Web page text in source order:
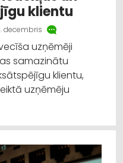
klientu
decembris
uzņēmēji
samazinātu
klientu,
uzņēmēju